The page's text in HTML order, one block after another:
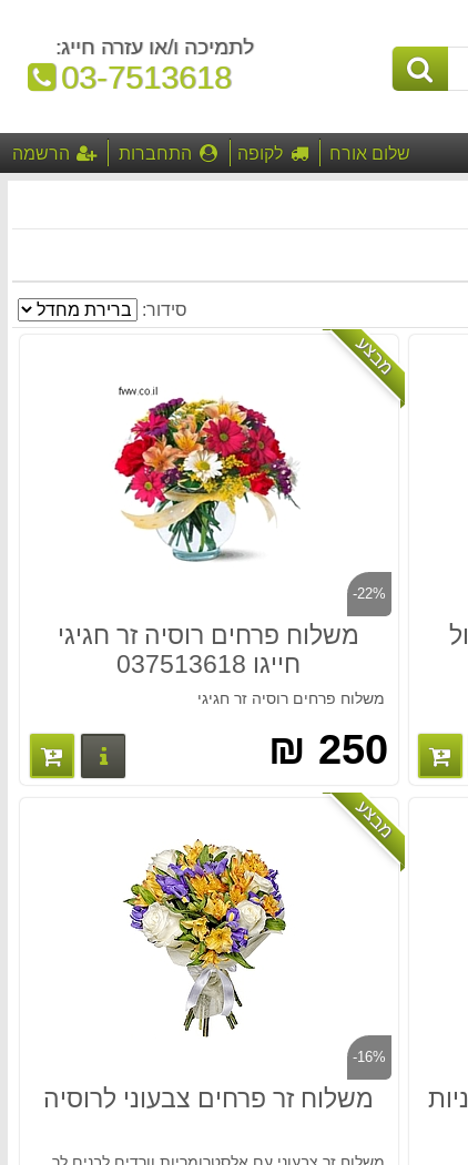
לתמיכה ו/או עזרה חייג:
טלפון:
03-7513618
שלום אורח לקופה התחברות הרשמה
סידור:
פרטים נוספים
מבצע
-22%
משלוח פרחים רוסיה זר חגיגי
חייגו 037513618
משלוח פרחים רוסיה זר חגיגי
250 ₪ פרטים
מבצע
-16%
משלוח זר פרחים צבעוני לרוסיה